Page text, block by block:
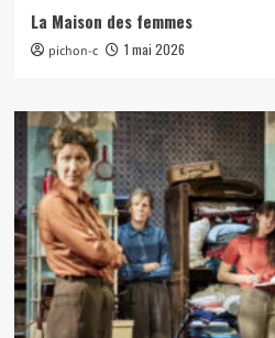
La Maison des femmes
pichon-c 1 mai 2026